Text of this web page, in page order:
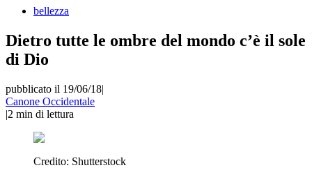
bellezza
Dietro tutte le ombre del mondo c’è il sole
di Dio
pubblicato il 19/06/18|
Canone Occidentale
|2 min di lettura
Credito: Shutterstock